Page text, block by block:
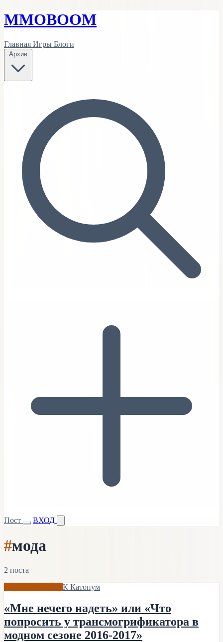
MMOBOOM
Главная Игры Блоги
Архив
Пост ВХОД
#мода
2 поста
К Катопум
«Мне нечего надеть» или «Что
попросить у трансмогрификатора в
модном сезоне 2016-2017»